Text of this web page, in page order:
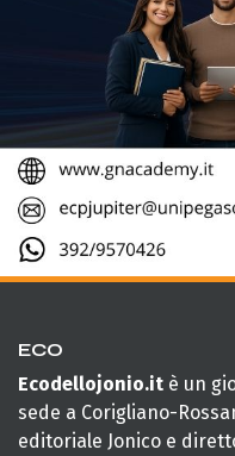
ECO
Ecodellojonio.it è un
sede a Corigliano-
editoriale Jonico e